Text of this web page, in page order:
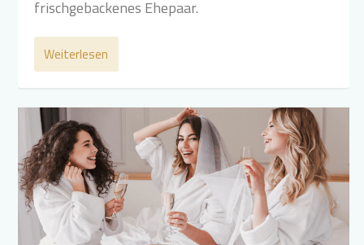
frischgebackenes Ehepaar.
Weiterlesen